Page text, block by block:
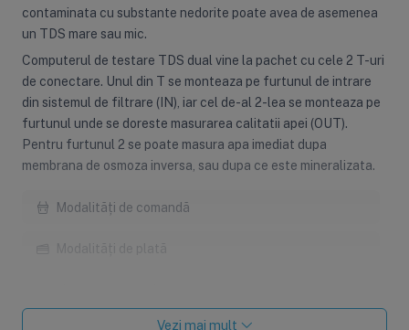
contaminata cu substante nedorite poate avea de asemenea
un TDS mare sau mic.
Computerul de testare TDS dual vine la pachet cu cele 2 T-uri
de conectare. Unul din T se monteaza pe furtunul de intrare
din sistemul de filtrare (IN), iar cel de-al 2-lea se monteaza pe
furtunul unde se doreste masurarea calitatii apei (OUT).
Pentru furtunul 2 se poate masura apa imediat dupa
membrana de osmoza inversa, sau dupa ce este mineralizata.
Modalități de comandă
Vezi mai mult